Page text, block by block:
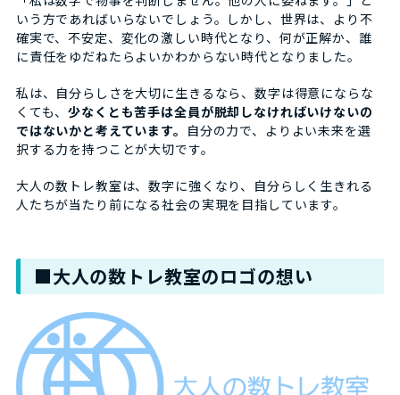
いう方であればいらないでしょう。しかし、世界は、より不
確実で、不安定、変化の激しい時代となり、何が正解か、誰
に責任をゆだねたらよいかわからない時代となりました。
私は、自分らしさを大切に生きるなら、数字は得意にならな
くても、少なくとも苦手は全員が脱却しなければいけないの
ではないかと考えています。 自分の力で、よりよい未来を選
択する力を持つことが大切です。
大人の数トレ教室は、数字に強くなり、自分らしく生きれる
人たちが当たり前になる社会の実現を目指しています。
■大人の数トレ教室のロゴの想い